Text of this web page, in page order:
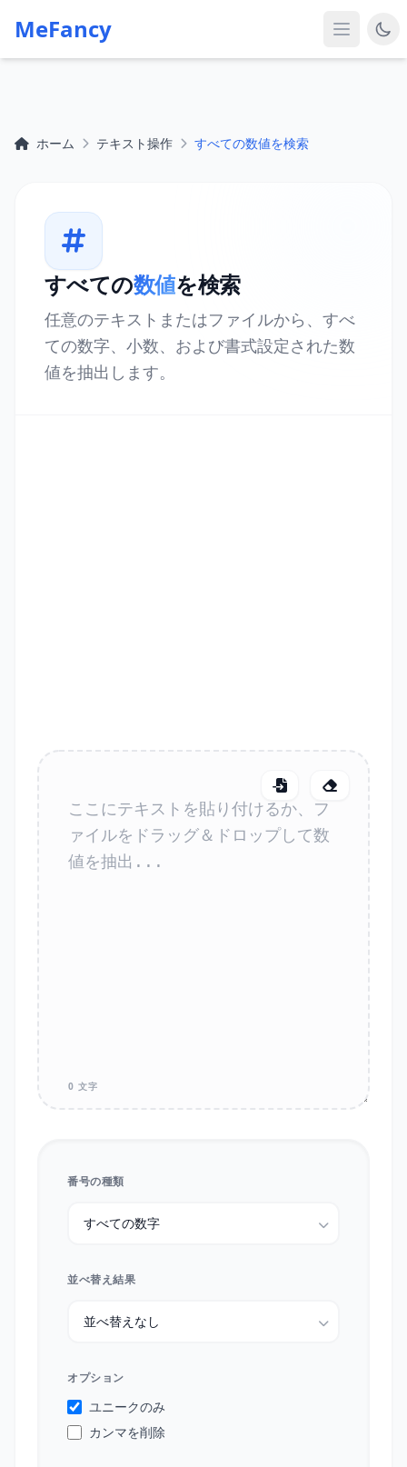
MeFancy
ホーム テキスト操作 すべての数値を検索
すべての数値を検索
任意のテキストまたはファイルから、すべ
ての数字、小数、および書式設定された数
値を抽出します。
0 文字
番号の種類
並べ替え結果
オプション
ユニークのみ
カンマを削除